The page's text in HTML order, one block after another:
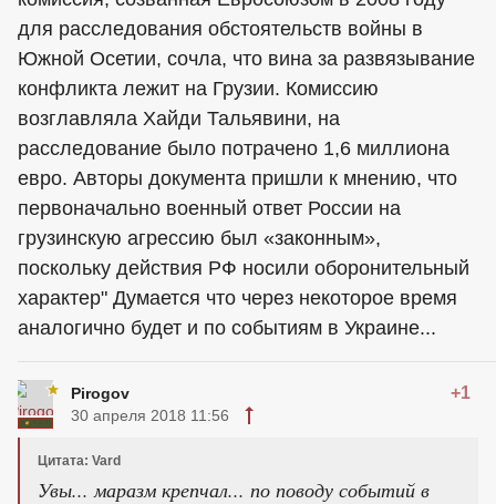
для расследования обстоятельств войны в
Южной Осетии, сочла, что вина за развязывание
конфликта лежит на Грузии. Комиссию
возглавляла Хайди Тальявини, на
расследование было потрачено 1,6 миллиона
евро. Авторы документа пришли к мнению, что
первоначально военный ответ России на
грузинскую агрессию был «законным»,
поскольку действия РФ носили оборонительный
характер" Думается что через некоторое время
аналогично будет и по событиям в Украине...
Pirogov +1
30 апреля 2018 11:56
Цитата: Vard
Увы... маразм крепчал... по поводу событий в